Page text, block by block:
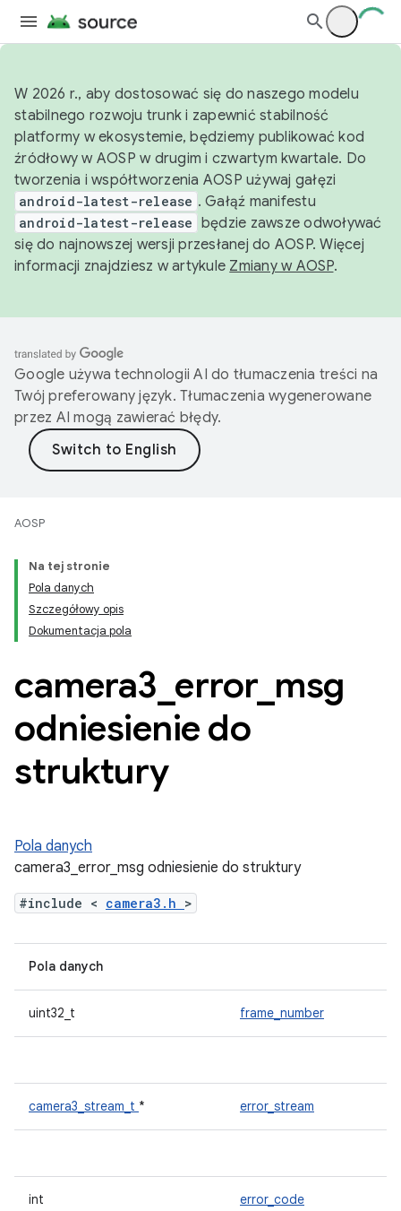
W 2026 r., aby dostosować się do naszego modelu
stabilnego rozwoju trunk i zapewnić stabilność
platformy w ekosystemie, będziemy publikować kod
źródłowy w AOSP w drugim i czwartym kwartale. Do
tworzenia i współtworzenia AOSP używaj gałęzi
android-latest-release . Gałąź manifestu
android-latest-release będzie zawsze odwoływać
się do najnowszej wersji przesłanej do AOSP. Więcej
informacji znajdziesz w artykule Zmiany w AOSP.
Google używa technologii AI do tłumaczenia treści na
Twój preferowany język. Tłumaczenia wygenerowane
przez AI mogą zawierać błędy.
AOSP
Na tej stronie
Pola danych
Szczegółowy opis
Dokumentacja pola
camera3 error_ msg
odniesienie do
struktury
Pola danych
camera3_error_msg odniesienie do struktury
#include < camera3.h >
Pola danych
uint32_t frame_number
camera3_stream_t * error_stream
int error_code